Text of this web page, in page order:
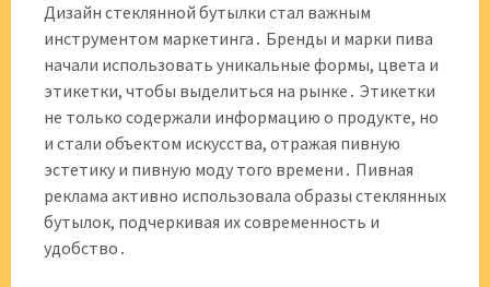
Дизайн стеклянной бутылки стал важным
инструментом маркетинга․ Бренды и марки пива
начали использовать уникальные формы, цвета и
этикетки, чтобы выделиться на рынке․ Этикетки
не только содержали информацию о продукте, но
и стали объектом искусства, отражая пивную
эстетику и пивную моду того времени․ Пивная
реклама активно использовала образы стеклянных
бутылок, подчеркивая их современность и
удобство․